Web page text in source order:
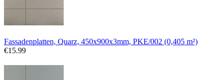
Fassadenplatten, Quarz, 450x900x3mm, PKE/002 (0,405 m²)
€15.99